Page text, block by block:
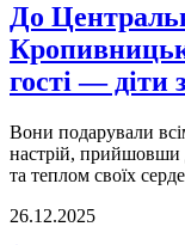
До
гості —
Вони подарували
настрій, прийшовши
та теплом своїх
26.12.2025